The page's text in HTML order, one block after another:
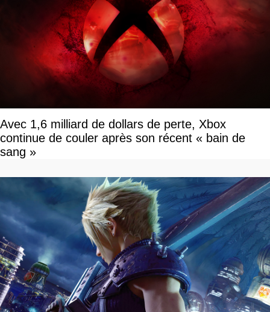
Avec 1,6 milliard de dollars de perte, Xbox
continue de couler après son récent « bain de
sang »